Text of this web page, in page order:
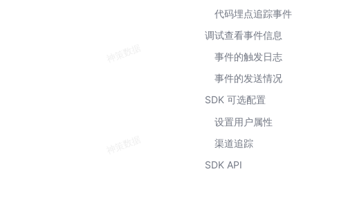
代码埋点追踪事件
调试查看事件信息
事件的触发日志
事件的发送情况
SDK 可选配置
设置用户属性
渠道追踪
SDK API